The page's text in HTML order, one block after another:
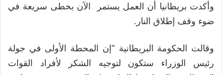
وأكدت بريطانيا أن العمل يستمر الآن بخطى سريعة في
ضوء وقف إطلاق النار.
وقالت الحكومة البريطانية “إن المحطة الأولى في جولة
رئيس الوزراء ستكون لتوجيه الشكر لأفراد القوات